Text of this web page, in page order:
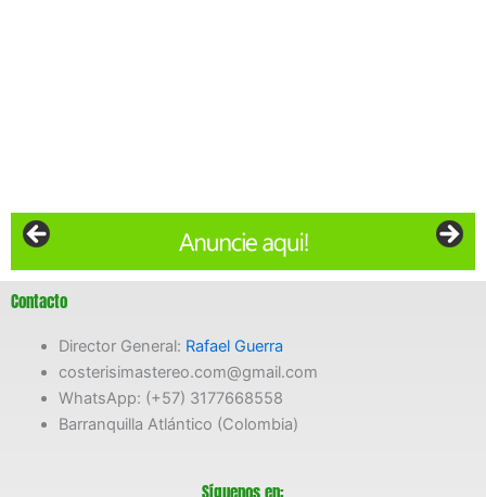
Contacto
Director General: Rafael Guerra
costerisimastereo.com@gmail.com
WhatsApp: (+57) 3177668558
Barranquilla Atlántico (Colombia)